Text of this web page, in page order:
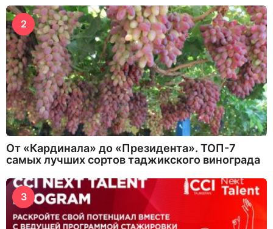
2
От «Кардинала» до «Президента». ТОП-7
самых лучших сортов таджикского винограда
3